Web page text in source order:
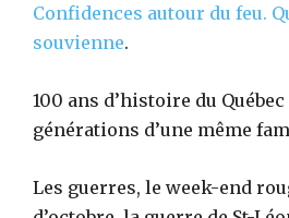
Confidences autour du feu.
souvienne.
100 ans d’histoire du
générations d’une même
Les guerres, le week-end